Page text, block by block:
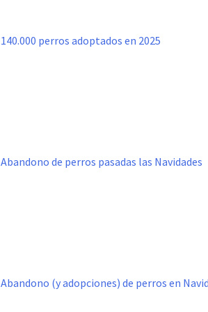
140.000 perros adoptados en 2025
Abandono de perros pasadas las Navidades
Abandono (y adopciones) de perros en